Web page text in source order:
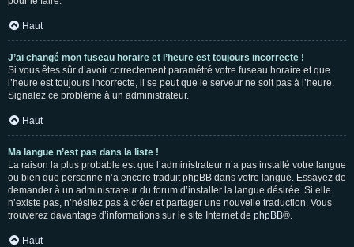
Haut
J’ai changé mon fuseau horaire et l’heure est toujours incorrecte !
Si vous êtes sûr d’avoir correctement paramétré votre fuseau horaire et que
l’heure est toujours incorrecte, il se peut que le serveur ne soit pas à l’heure.
Signalez ce problème à un administrateur.
Haut
Ma langue n’est pas dans la liste !
La raison la plus probable est que l’administrateur n’a pas installé votre langue
ou bien que personne n’a encore traduit phpBB dans votre langue. Essayez de
demander à un administrateur du forum d’installer la langue désirée. Si elle
n’existe pas, n’hésitez pas à créer et partager une nouvelle traduction. Vous
trouverez davantage d’informations sur le site Internet de phpBB®.
Haut